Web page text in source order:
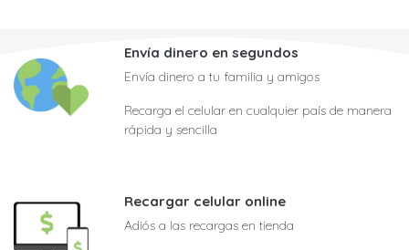
Envía dinero en segundos
Envía dinero a tu familia y amigos
Recarga el celular en cualquier país de manera
rápida y sencilla
Recargar celular online
Adiós a las recargas en tienda